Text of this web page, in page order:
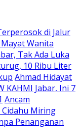
di Jalur
Wanita
Tak Ada Luka
10 Ribu Liter
Ahmad Hidayat
KAHMI Jabar, Ini 7
Ancam
Cidahu Miring
Penanganan